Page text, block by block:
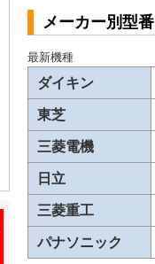
メーカー別型番
最新機種
ダイキン
東芝
三菱電機
日立
三菱重工
パナソニック